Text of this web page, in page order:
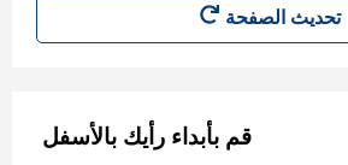
تحديث الصفحة
قم بأبداء رأيك بالأسفل